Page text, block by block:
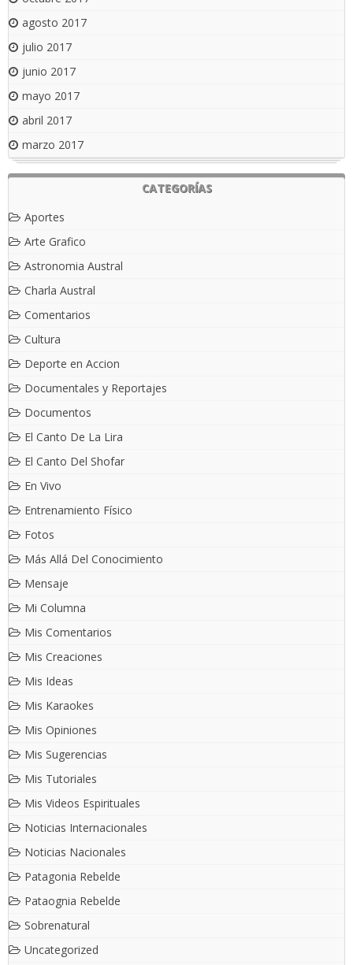
agosto 2017
julio 2017
junio 2017
mayo 2017
abril 2017
marzo 2017
CATEGORÍAS
Aportes
Arte Grafico
Astronomia Austral
Charla Austral
Comentarios
Cultura
Deporte en Accion
Documentales y Reportajes
Documentos
El Canto De La Lira
El Canto Del Shofar
En Vivo
Entrenamiento Físico
Fotos
Más Allá Del Conocimiento
Mensaje
Mi Columna
Mis Comentarios
Mis Creaciones
Mis Ideas
Mis Karaokes
Mis Opiniones
Mis Sugerencias
Mis Tutoriales
Mis Videos Espirituales
Noticias Internacionales
Noticias Nacionales
Patagonia Rebelde
Pataognia Rebelde
Sobrenatural
Uncategorized